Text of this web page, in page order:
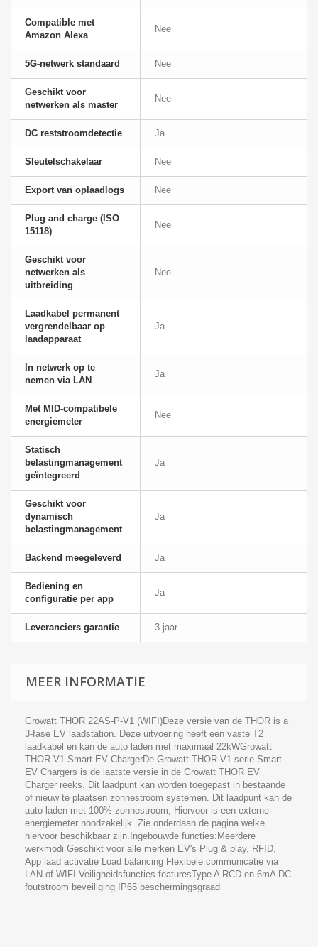
Compatible met
Amazon Alexa
Nee
5G-netwerk standaard Nee
Geschikt voor
netwerken als master
Nee
DC reststroomdetectie Ja
Sleutelschakelaar Nee
Export van oplaadlogs Nee
Plug and charge (ISO
15118)
Nee
Geschikt voor
netwerken als
uitbreiding
Nee
Laadkabel permanent
vergrendelbaar op
laadapparaat
Ja
In netwerk op te
nemen via LAN
Ja
Met MID-compatibele
energiemeter
Nee
Statisch
belastingmanagement
geïntegreerd
Ja
Geschikt voor
dynamisch
belastingmanagement
Ja
Backend meegeleverd Ja
Bediening en
configuratie per app
Ja
Leveranciers garantie 3 jaar
MEER INFORMATIE
Growatt THOR 22AS-P-V1 (WIFI)Deze versie van de THOR is a
3-fase EV laadstation. Deze uitvoering heeft een vaste T2
laadkabel en kan de auto laden met maximaal 22kWGrowatt
THOR-V1 Smart EV ChargerDe Growatt THOR-V1 serie Smart
EV Chargers is de laatste versie in de Growatt THOR EV
Charger reeks. Dit laadpunt kan worden toegepast in bestaande
of nieuw te plaatsen zonnestroom systemen. Dit laadpunt kan de
auto laden met 100% zonnestroom, Hiervoor is een externe
energiemeter noodzakelijk. Zie onderdaan de pagina welke
hiervoor beschikbaar zijn.Ingebouwde functies:Meerdere
werkmodi Geschikt voor alle merken EV's Plug & play, RFID,
App laad activatie Load balancing Flexibele communicatie via
LAN of WIFI Veiligheidsfuncties featuresType A RCD en 6mA DC
foutstroom beveiliging IP65 beschermingsgraad